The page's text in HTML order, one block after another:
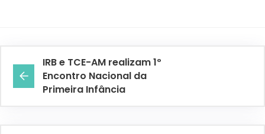
IRB e TCE-AM realizam 1º
Encontro Nacional da
Primeira Infância